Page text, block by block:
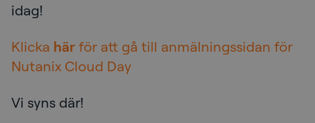
idag!
Klicka här för att gå till anmälningssidan för
Nutanix Cloud Day
Vi syns där!